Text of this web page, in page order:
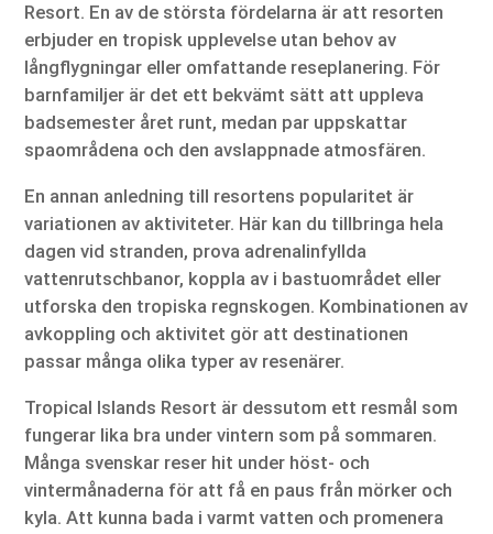
Resort. En av de största fördelarna är att resorten
erbjuder en tropisk upplevelse utan behov av
långflygningar eller omfattande reseplanering. För
barnfamiljer är det ett bekvämt sätt att uppleva
badsemester året runt, medan par uppskattar
spaområdena och den avslappnade atmosfären.
En annan anledning till resortens popularitet är
variationen av aktiviteter. Här kan du tillbringa hela
dagen vid stranden, prova adrenalinfyllda
vattenrutschbanor, koppla av i bastuområdet eller
utforska den tropiska regnskogen. Kombinationen av
avkoppling och aktivitet gör att destinationen
passar många olika typer av resenärer.
Tropical Islands Resort är dessutom ett resmål som
fungerar lika bra under vintern som på sommaren.
Många svenskar reser hit under höst- och
vintermånaderna för att få en paus från mörker och
kyla. Att kunna bada i varmt vatten och promenera